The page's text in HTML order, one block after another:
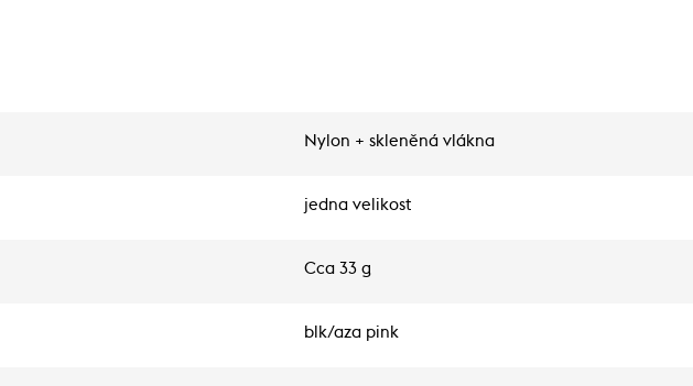
Nylon + skleněná vlákna
jedna velikost
Cca 33 g
blk/aza pink